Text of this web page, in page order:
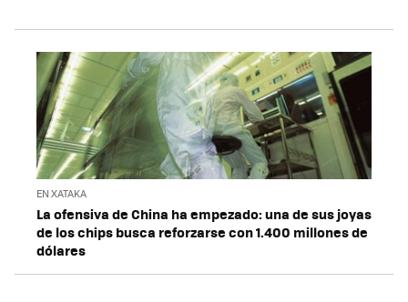
EN XATAKA
La ofensiva de China ha empezado: una de sus joyas
de los chips busca reforzarse con 1.400 millones de
dólares